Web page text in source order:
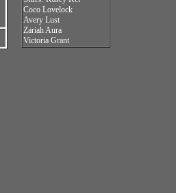
Coco Lovelock
Avery Lust
Zariah Aura
Victoria Grant